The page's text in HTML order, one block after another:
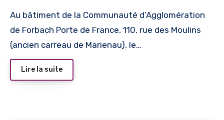
Au bâtiment de la Communauté d’Agglomération
de Forbach Porte de France, 110, rue des Moulins
(ancien carreau de Marienau), le…
Lire la suite